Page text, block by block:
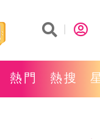
熱門 熱搜